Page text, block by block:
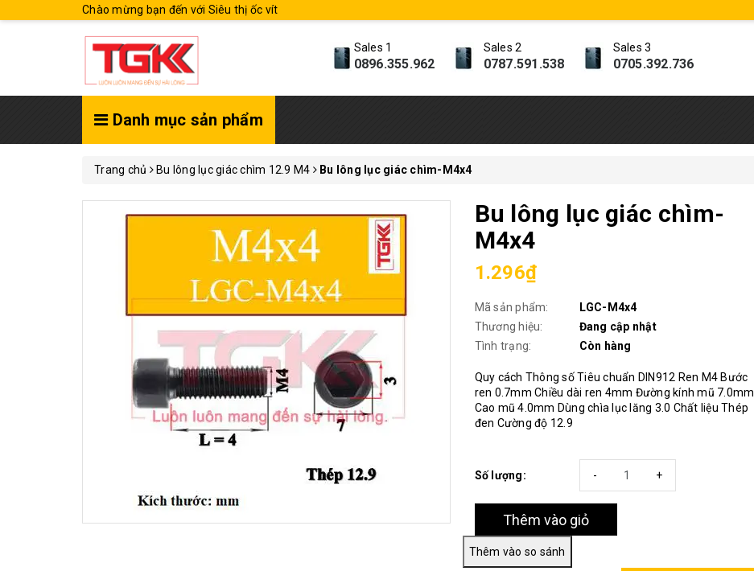
Chào mừng bạn đến với Siêu thị ốc vít
Sales 1
0896.355.962
Sales 2
0787.591.538
Sales 3
0705.392.736
Danh mục sản phẩm
Trang chủ Bu lông lục giác chìm 12.9 M4 Bu lông lục giác chìm-M4x4
Bu lông lục giác chìm-
M4x4
1.296₫
Mã sản phẩm:
LGC-M4x4
Thương hiệu:
Đang cập nhật
Tình trạng:
Còn hàng
Quy cách Thông số Tiêu chuẩn DIN912 Ren M4 Bước
ren 0.7mm Chiều dài ren 4mm Đường kính mũ 7.0mm
Cao mũ 4.0mm Dùng chìa lục lăng 3.0 Chất liệu Thép
đen Cường độ 12.9
Số lượng: +
-
Thêm vào giỏ